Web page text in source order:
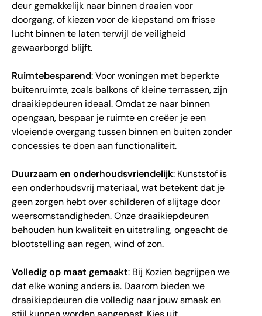
deur gemakkelijk naar binnen draaien voor
doorgang, of kiezen voor de kiepstand om frisse
lucht binnen te laten terwijl de veiligheid
gewaarborgd blijft.
Ruimtebesparend: Voor woningen met beperkte
buitenruimte, zoals balkons of kleine terrassen, zijn
draaikiepdeuren ideaal. Omdat ze naar binnen
opengaan, bespaar je ruimte en creëer je een
vloeiende overgang tussen binnen en buiten zonder
concessies te doen aan functionaliteit.
Duurzaam en onderhoudsvriendelijk: Kunststof is
een onderhoudsvrij materiaal, wat betekent dat je
geen zorgen hebt over schilderen of slijtage door
weersomstandigheden. Onze draaikiepdeuren
behouden hun kwaliteit en uitstraling, ongeacht de
blootstelling aan regen, wind of zon.
Volledig op maat gemaakt: Bij Kozien begrijpen we
dat elke woning anders is. Daarom bieden we
draaikiepdeuren die volledig naar jouw smaak en